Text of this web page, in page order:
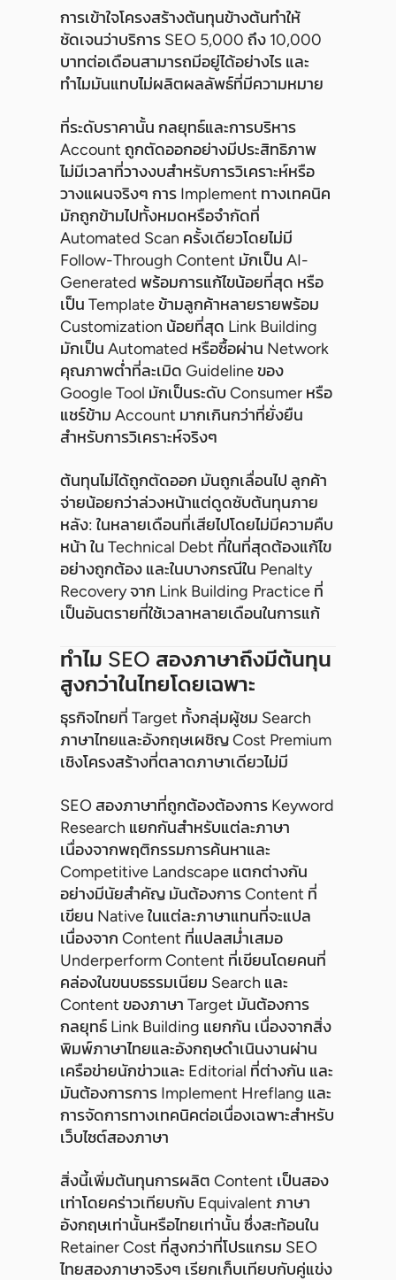
การเข้าใจโครงสร้างต้นทุนข้างต้นทำให้
ชัดเจนว่าบริการ SEO 5,000 ถึง 10,000
บาทต่อเดือนสามารถมีอยู่ได้อย่างไร และ
ทำไมมันแทบไม่ผลิตผลลัพธ์ที่มีความหมาย
ที่ระดับราคานั้น กลยุทธ์และการบริหาร
Account ถูกตัดออกอย่างมีประสิทธิภาพ
ไม่มีเวลาที่วางงบสำหรับการวิเคราะห์หรือ
วางแผนจริงๆ การ Implement ทางเทคนิค
มักถูกข้ามไปทั้งหมดหรือจำกัดที่
Automated Scan ครั้งเดียวโดยไม่มี
Follow-Through Content มักเป็น AI-
Generated พร้อมการแก้ไขน้อยที่สุด หรือ
เป็น Template ข้ามลูกค้าหลายรายพร้อม
Customization น้อยที่สุด Link Building
มักเป็น Automated หรือซื้อผ่าน Network
คุณภาพต่ำที่ละเมิด Guideline ของ
Google Tool มักเป็นระดับ Consumer หรือ
แชร์ข้าม Account มากเกินกว่าที่ยั่งยืน
สำหรับการวิเคราะห์จริงๆ
ต้นทุนไม่ได้ถูกตัดออก มันถูกเลื่อนไป ลูกค้า
จ่ายน้อยกว่าล่วงหน้าแต่ดูดซับต้นทุนภาย
หลัง: ในหลายเดือนที่เสียไปโดยไม่มีความคืบ
หน้า ใน Technical Debt ที่ในที่สุดต้องแก้ไข
อย่างถูกต้อง และในบางกรณีใน Penalty
Recovery จาก Link Building Practice ที่
เป็นอันตรายที่ใช้เวลาหลายเดือนในการแก้
ทำไม SEO สองภาษาถึงมีต้นทุน
สูงกว่าในไทยโดยเฉพาะ
ธุรกิจไทยที่ Target ทั้งกลุ่มผู้ชม Search
ภาษาไทยและอังกฤษเผชิญ Cost Premium
เชิงโครงสร้างที่ตลาดภาษาเดียวไม่มี
SEO สองภาษาที่ถูกต้องต้องการ Keyword
Research แยกกันสำหรับแต่ละภาษา
เนื่องจากพฤติกรรมการค้นหาและ
Competitive Landscape แตกต่างกัน
อย่างมีนัยสำคัญ มันต้องการ Content ที่
เขียน Native ในแต่ละภาษาแทนที่จะแปล
เนื่องจาก Content ที่แปลสม่ำเสมอ
Underperform Content ที่เขียนโดยคนที่
คล่องในขนบธรรมเนียม Search และ
Content ของภาษา Target มันต้องการ
กลยุทธ์ Link Building แยกกัน เนื่องจากสิ่ง
พิมพ์ภาษาไทยและอังกฤษดำเนินงานผ่าน
เครือข่ายนักข่าวและ Editorial ที่ต่างกัน และ
มันต้องการการ Implement Hreflang และ
การจัดการทางเทคนิคต่อเนื่องเฉพาะสำหรับ
เว็บไซต์สองภาษา
สิ่งนี้เพิ่มต้นทุนการผลิต Content เป็นสอง
เท่าโดยคร่าวเทียบกับ Equivalent ภาษา
อังกฤษเท่านั้นหรือไทยเท่านั้น ซึ่งสะท้อนใน
Retainer Cost ที่สูงกว่าที่โปรแกรม SEO
ไทยสองภาษาจริงๆ เรียกเก็บเทียบกับคู่แข่ง